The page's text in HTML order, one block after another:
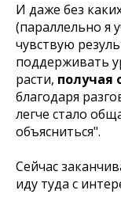
И даже без
(параллельно я
чувствую
поддерживать
расти, получая
благодаря
легче стало
объясниться".
Сейчас
иду туда с